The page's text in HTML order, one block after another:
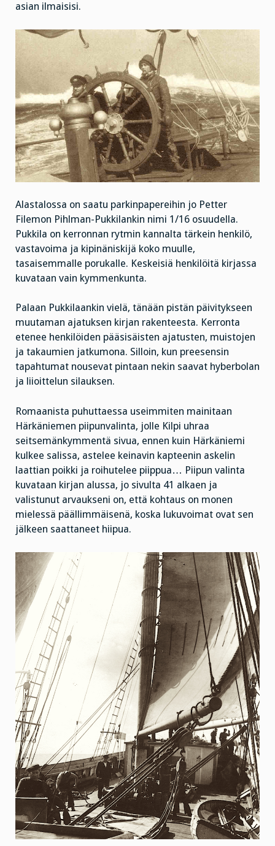
asian ilmaisisi.
Alastalossa on saatu parkinpapereihin jo Petter
Filemon Pihlman-Pukkilankin nimi 1/16 osuudella.
Pukkila on kerronnan rytmin kannalta tärkein henkilö,
vastavoima ja kipinäniskijä koko muulle,
tasaisemmalle porukalle. Keskeisiä henkilöitä kirjassa
kuvataan vain kymmenkunta.
Palaan Pukkilaankin vielä, tänään pistän päivitykseen
muutaman ajatuksen kirjan rakenteesta. Kerronta
etenee henkilöiden pääsisäisten ajatusten, muistojen
ja takaumien jatkumona. Silloin, kun preesensin
tapahtumat nousevat pintaan nekin saavat hyberbolan
ja liioittelun silauksen.
Romaanista puhuttaessa useimmiten mainitaan
Härkäniemen piipunvalinta, jolle Kilpi uhraa
seitsemänkymmentä sivua, ennen kuin Härkäniemi
kulkee salissa, astelee keinavin kapteenin askelin
laattian poikki ja roihutelee piippua… Piipun valinta
kuvataan kirjan alussa, jo sivulta 41 alkaen ja
valistunut arvaukseni on, että kohtaus on monen
mielessä päällimmäisenä, koska lukuvoimat ovat sen
jälkeen saattaneet hiipua.